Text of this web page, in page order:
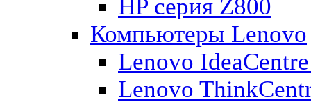
HP серия Z800
Компьютеры Lenovo
Lenovo
Lenovo